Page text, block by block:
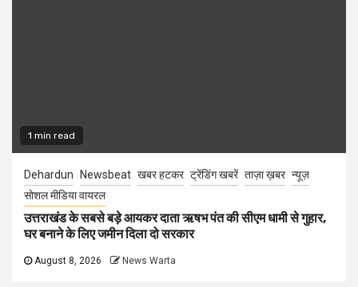
1 min read
Dehardun Newsbeat खबर हटकर ट्रेंडिंग खबरें ताज़ा ख़बर न्यूज़
सोशल मीडिया वायरल
उत्तराखंड के सबसे बड़े आयकर दाता ऋषभ पंत की सीएम धामी से गुहार,
घर बनाने के लिए जमीन दिला दो सरकार
August 8, 2026 News Warta